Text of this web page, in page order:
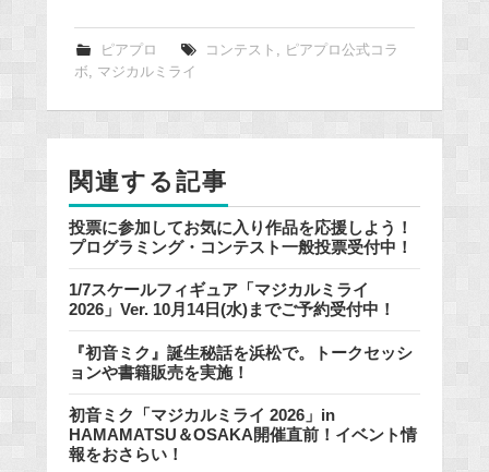
e
b
o
o
ピアプロ コンテスト
ピアプロ公式コラ
ボ
マジカルミライ
関連する記事
投票に参加してお気に入り作品を応援しよう！
プログラミング・コンテスト一般投票受付中！
1/7スケールフィギュア「マジカルミライ
2026」Ver. 10月14日(水)までご予約受付中！
『初音ミク』誕生秘話を浜松で。トークセッシ
ョンや書籍販売を実施！
初音ミク「マジカルミライ 2026」in
HAMAMATSU＆OSAKA開催直前！イベント情
報をおさらい！